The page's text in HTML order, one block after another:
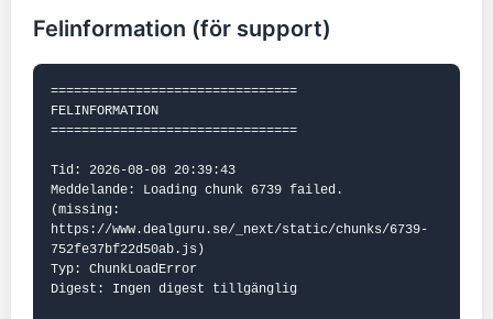
Felinformation (för support)
================================
FELINFORMATION
================================
Tid: 2026-08-08 20:39:43
Meddelande: Loading chunk 6739 failed.
(missing:
https://www.dealguru.se/_next/static/chunks/6739-
752fe37bf22d50ab.js)
Typ: ChunkLoadError
Digest: Ingen digest tillgänglig